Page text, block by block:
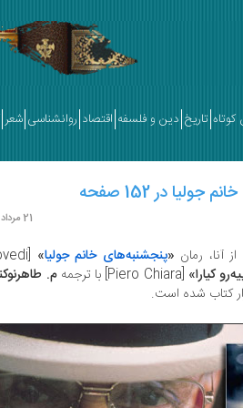
کوتاه تاریخ دین و فلسفه اقتصاد روانشناسی شعر
در 152 صفحه
21 مرداد 1399
آنا، رمان «پنجشنبه‌های خانم جولیا»
کیارا» [Piero Chiara] با ترجمه م.
کتاب شده است.